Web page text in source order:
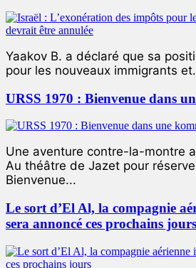
Yaakov B. a déclaré que sa
pour les nouveaux immigrants
URSS 1970 : Bienvenue dans
Une aventure contre-la-montre
Au théâtre de Jazet pour
Bienvenue...
Le sort d’El Al, la compagnie
sera annoncé ces prochains jours